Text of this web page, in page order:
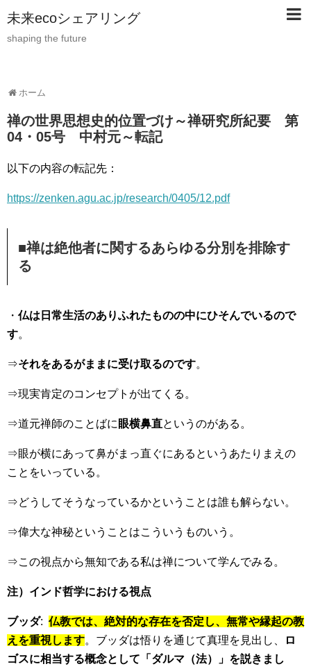
未来ecoシェアリング
shaping the future
ホーム
禅の世界思想史的位置づけ～禅研究所紀要 第
04・05号 中村元～転記
以下の内容の転記先：
https://zenken.agu.ac.jp/research/0405/12.pdf
■禅は絶他者に関するあらゆる分別を排除す
る
・ 仏は日常生活のありふれたものの中にひそんでいるので
す。
⇒それをあるがままに受け取るのです。
⇒現実肯定のコンセプトが出てくる。
⇒道元禅師のことばに 眼横鼻直というのがある。
⇒眼が横にあって鼻がまっ直ぐにあるというあたりまえの
ことをいっている。
⇒どうしてそうなっているかということは誰も解らない。
⇒偉大な神秘ということはこういうものいう。
⇒この視点から無知である私は禅について学んでみる。
注）インド哲学における視点
ブッダ: 仏教では、絶対的な存在を否定し、無常や縁起の教
えを重視します。ブッダは悟りを通じて真理を見出し、
ロ
ゴスに相当する概念として「ダルマ（法）」を説きまし